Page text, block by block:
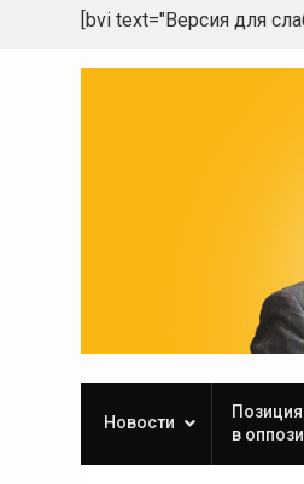
[bvi text="Версия для
Новости
Позиция
в